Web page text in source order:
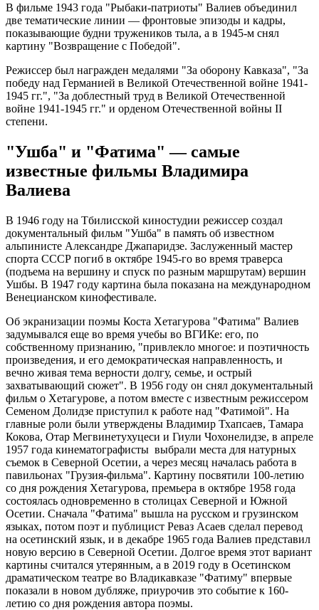
В фильме 1943 года "Рыбаки-патриоты" Валиев объединил
две тематические линии — фронтовые эпизоды и кадры,
показывающие будни тружеников тыла, а в 1945-м снял
картину "Возвращение с Победой".
Режиссер был награжден медалями "За оборону Кавказа", "За
победу над Германией в Великой Отечественной войне 1941-
1945 гг.", "За доблестный труд в Великой Отечественной
войне 1941-1945 гг." и орденом Отечественной войны II
степени.
"Ушба" и "Фатима" — самые
известные фильмы Владимира
Валиева
В 1946 году на Тбилисской киностудии режиссер создал
документальный фильм "Ушба" в память об известном
альпинисте Александре Джапаридзе. Заслуженный мастер
спорта СССР погиб в октябре 1945-го во время траверса
(подъема на вершину и спуск по разным маршрутам) вершин
Ушбы. В 1947 году картина была показана на международном
Венецианском кинофестивале.
Об экранизации поэмы Коста Хетагурова "Фатима" Валиев
задумывался еще во время учебы во ВГИКе: его, по
собственному признанию, "привлекло многое: и поэтичность
произведения, и его демократическая направленность, и
вечно живая тема верности долгу, семье, и острый
захватывающий сюжет". В 1956 году он снял документальный
фильм о Хетагурове, а потом вместе с известным режиссером
Семеном Долидзе приступил к работе над "Фатимой". На
главные роли были утверждены Владимир Тхапсаев, Тамара
Кокова, Отар Мегвинетухуцеси и Гиули Чохонелидзе, в апреле
1957 года кинематографисты выбрали места для натурных
съемок в Северной Осетии, а через месяц началась работа в
павильонах "Грузия-фильма". Картину посвятили 100-летию
со дня рождения Хетагурова, премьера в октябре 1958 года
состоялась одновременно в столицах Северной и Южной
Осетии. Сначала "Фатима" вышла на русском и грузинском
языках, потом поэт и публицист Реваз Асаев сделал перевод
на осетинский язык, и в декабре 1965 года Валиев представил
новую версию в Северной Осетии. Долгое время этот вариант
картины считался утерянным, а в 2019 году в Осетинском
драматическом театре во Владикавказе "Фатиму" впервые
показали в новом дубляже, приурочив это событие к 160-
летию со дня рождения автора поэмы.